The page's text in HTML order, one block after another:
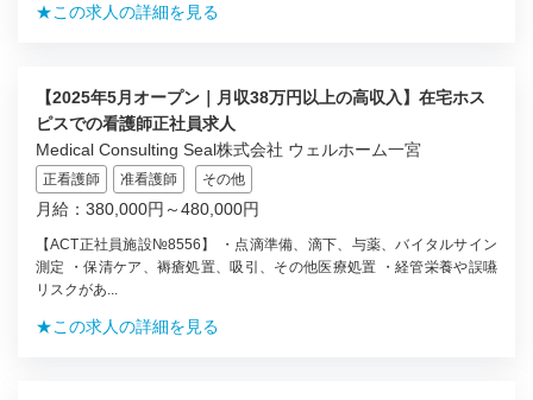
★この求人の詳細を見る
【2025年5月オープン｜月収38万円以上の高収入】在宅ホス
ピスでの看護師正社員求人
Medical Consulting Seal株式会社 ウェルホーム一宮
正看護師 准看護師 その他
月給：380,000円～480,000円
【ACT正社員施設№8556】 ・点滴準備、滴下、与薬、バイタルサイン
測定 ・保清ケア、褥瘡処置、吸引、その他医療処置 ・経管栄養や誤嚥
リスクがあ...
★この求人の詳細を見る